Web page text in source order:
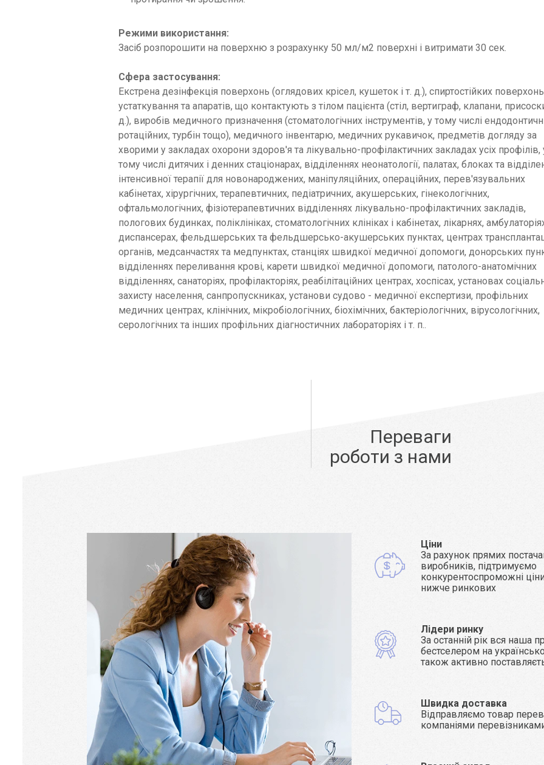
Режими використання:
Засіб розпорошити на поверхню з розрахунку 50 мл/м2 поверхні і витримати 30 сек.
Сфера застосування:
Екстрена дезінфекція поверхонь (оглядових крісел, кушеток і т. д.), спиртостійких поверхонь
устаткування та апаратів, що контактують з тілом пацієнта (стіл, вертиграф, клапани,
д.), виробів медичного призначення (стоматологічних інструментів, у тому числі
ротаційних, турбін тощо), медичного інвентарю, медичних рукавичок, предметів догляду за
хворими у закладах охорони здоров'я та лікувально-профілактичних закладах усіх профілів,
тому числі дитячих і денних стаціонарах, відділеннях неонатології, палатах, блоках та
інтенсивної терапії для новонароджених, маніпуляційних, операційних, перев'язувальних
кабінетах, хірургічних, терапевтичних, педіатричних, акушерських, гінекологічних,
офтальмологічних, фізіотерапевтичних відділеннях лікувально-профілактичних закладів,
пологових будинках, поліклініках, стоматологічних клініках і кабінетах, лікарнях,
диспансерах, фельдшерських та фельдшерсько-акушерських пунктах, центрах
органів, медсанчастях та медпунктах, станціях швидкої медичної допомоги, донорських
відділеннях переливання крові, карети швидкої медичної допомоги, патолого-анатомічних
відділеннях, санаторіях, профілакторіях, реабілітаційних центрах, хоспісах, установах
захисту населення, санпропускниках, установи судово - медичної експертизи, профільних
медичних центрах, клінічних, мікробіологічних, біохімічних, бактеріологічних, вірусологічних,
серологічних та інших профільних діагностичних лабораторіях і т. п..
Переваги
роботи з нами
Ціни
За рахунок прямих
виробників, підтримуємо
конкурентоспроможні ціни
нижче ринкових
Лідери ринку
За останній рік вся наша
бестселером на
також активно
Швидка доставка
Відправляємо товар
компаніями